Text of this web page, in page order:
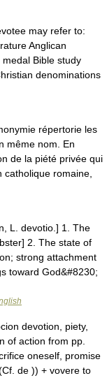
may refer to:
Anglican
Bible study
denominations
répertorie les
même nom. En
de la piété privée qui
romaine,
L. devotio.] 1. The
2. The state of
strong attachment
toward God&#8230;
devotion, piety,
of action from pp.
oneself, promise
de )) + vovere to